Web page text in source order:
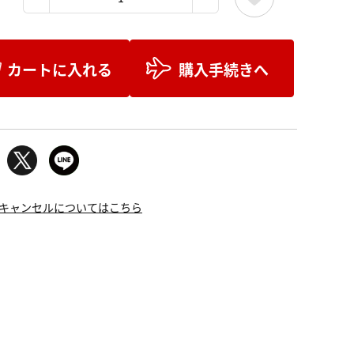
カートに入れる 購入手続きへ
ャンセルについてはこちら